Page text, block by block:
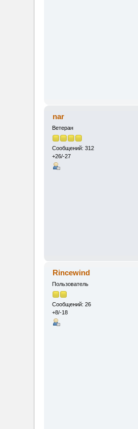
nar
Ветеран
Сообщений: 312
+26/-27
Rincewind
Пользователь
Сообщений: 26
+8/-18